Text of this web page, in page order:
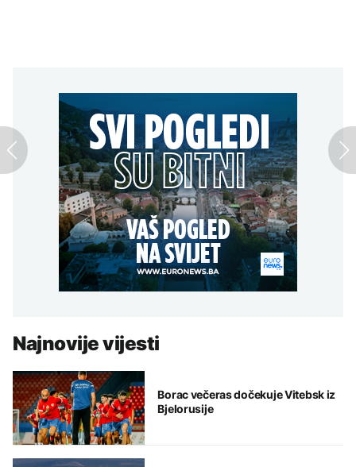
Najnovije vijesti
Borac večeras dočekuje Vitebsk iz
Bjelorusije